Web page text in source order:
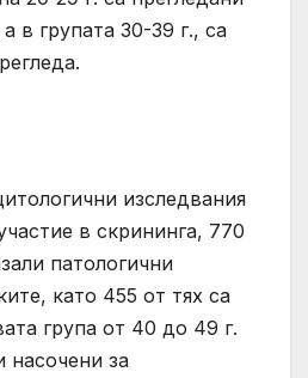
в групата 30-39 г., са
изследвания
в скрининга, 770
патологични
като 455 от тях са
група от 40 до 49 г.
насочени за